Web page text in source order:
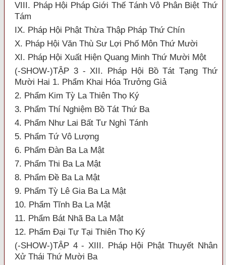
VIII. Pháp Hội Pháp Giới Thế Tánh Vô Phân Biệt Thứ
Tám
IX. Pháp Hội Phật Thừa Thập Pháp Thứ Chín
X. Pháp Hội Văn Thù Sư Lợi Phố Môn Thứ Mười
XI. Pháp Hội Xuất Hiện Quang Minh Thứ Mười Một
(-SHOW-)TẬP 3 - XII. Pháp Hội Bồ Tát Tạng Thứ
Mười Hai 1. Phẩm Khai Hóa Trưởng Giả
2. Phẩm Kim Tỳ La Thiên Thọ Ký
3. Phẩm Thí Nghiệm Bồ Tát Thứ Ba
4. Phẩm Như Lai Bất Tư Nghì Tánh
5. Phẩm Tứ Vô Lượng
6. Phẩm Đàn Ba La Mật
7. Phẩm Thi Ba La Mật
8. Phẩm Đề Ba La Mật
9. Phẩm Tỳ Lê Gia Ba La Mật
10. Phẩm Tĩnh Ba La Mật
11. Phẩm Bát Nhã Ba La Mật
12. Phẩm Đại Tự Tại Thiên Thọ Ký
(-SHOW-)TẬP 4 - XIII. Pháp Hội Phật Thuyết Nhân
Xử Thái Thứ Mười Ba